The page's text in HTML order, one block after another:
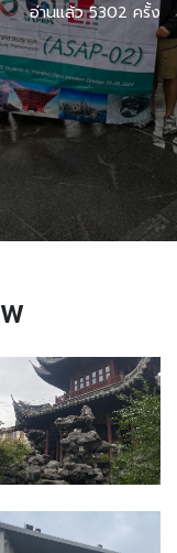
อ่านแล้ว 5302 ครั้ง